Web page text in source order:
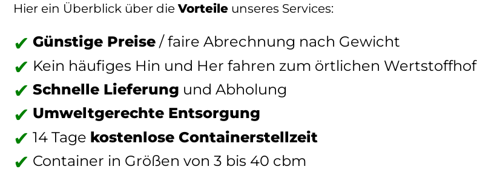
Hier ein Überblick über dieVorteile unseres Services:
Günstige Preise / faire Abrechnung nach Gewicht
Kein häufiges Hin und Her fahren zum örtlichen Wertstoffhof
Schnelle Lieferung und Abholung
Umweltgerechte Entsorgung
14 Tage kostenlose Containerstellzeit
Container in Größen von 3 bis 40 cbm